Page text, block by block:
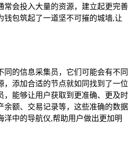
常会投入大量的资源，建立起更完善
钱包筑起了一道坚不可摧的城墙,让
同的信息采集员，它们可能会有不同
，添加合适的节点就如同找到了一位
，能够让用户获取到更准确、更及时
余额、交易记录等，这些准确的数据
洋中的导航仪,帮助用户做出更加明